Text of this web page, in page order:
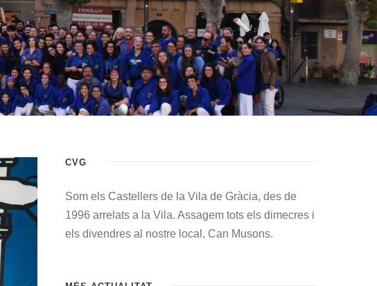
CVG
Som els Castellers de la Vila de Gràcia, des de
1996 arrelats a la Vila. Assagem tots els dimecres i
els divendres al nostre local, Can Musons.